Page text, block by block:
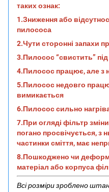
таких ознак:
1.Зниження або
пилососа
2.Чути сторонні запахи
3.Пилосос “свистить”
4.Пилосос працює, але з
5.Пилосос недовго
вимикається
6.Пилосос сильно
7.При огляді фільтр
погано просвічується, з
частинки сміття, має
8.Пошкоджено чи
матеріал або корпуса
Всі розміри зроблено